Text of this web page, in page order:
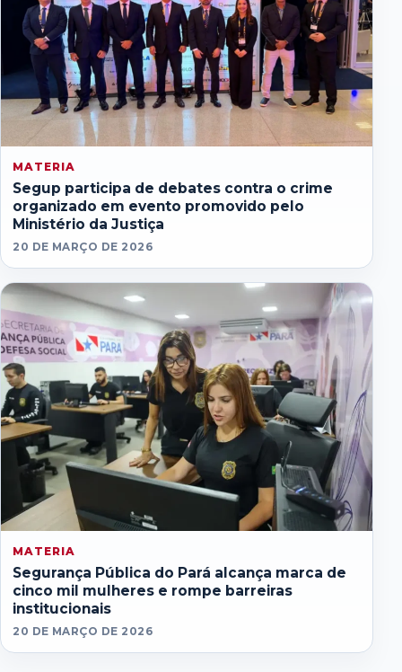
MATERIA
Segup participa de debates contra o crime
organizado em evento promovido pelo
Ministério da Justiça
20 DE MARÇO DE 2026
MATERIA
Segurança Pública do Pará alcança marca de
cinco mil mulheres e rompe barreiras
institucionais
20 DE MARÇO DE 2026